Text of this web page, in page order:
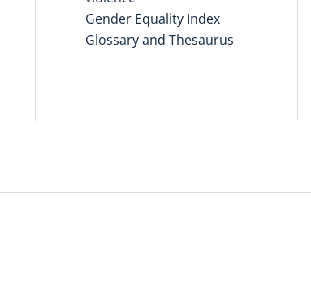
Gender Equality Index
Glossary and Thesaurus